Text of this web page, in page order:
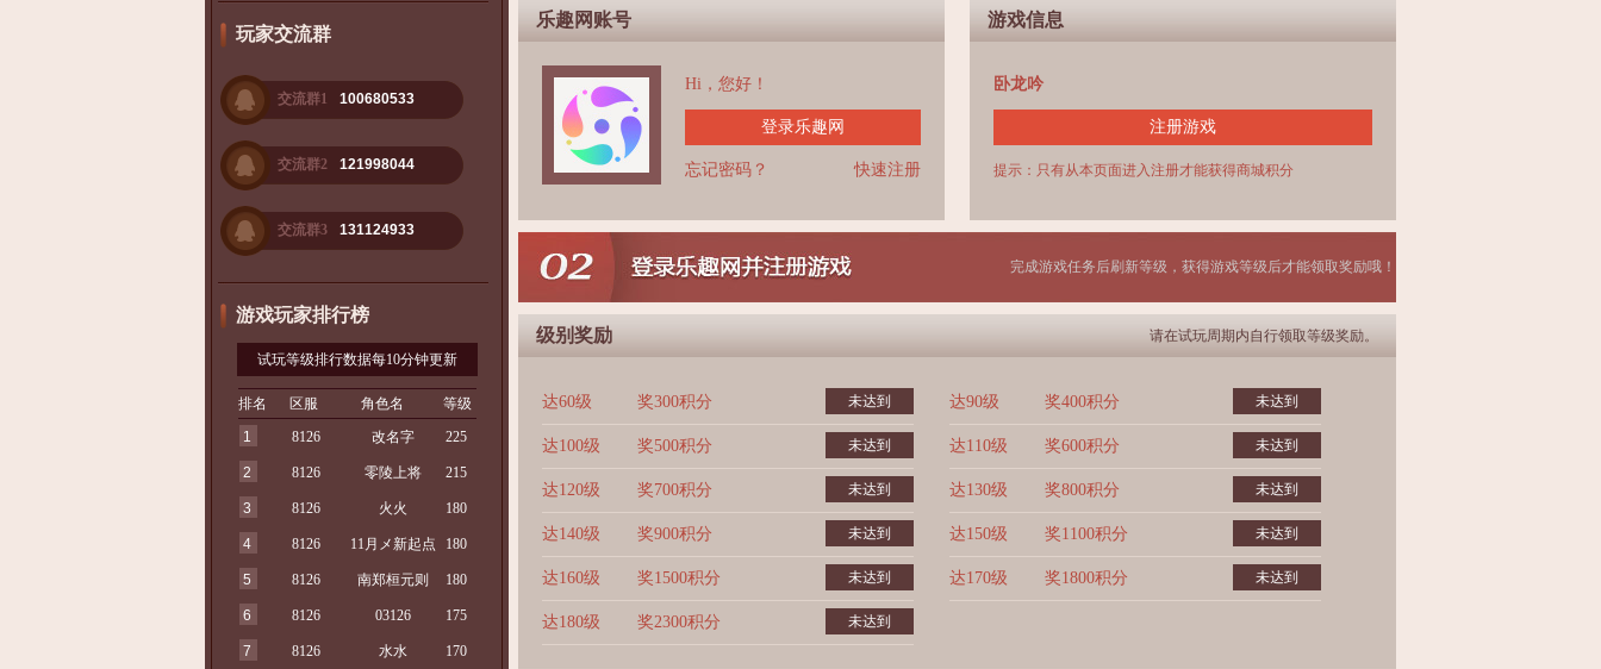
玩家交流群
交流群1 100680533
交流群2 121998044
交流群3 131124933
游戏玩家排行榜
试玩等级排行数据每10分钟更新
排名 区服 角色名
等级
1
8126 改名字 225
2 8126 零陵上将 215
3 8126 火火 180
4 8126 11月メ新起点 180
5 8126 南郑桓元则 180
6 8126 03126 175
7 8126 水水 170
乐趣网账号
Hi，您好！
登录乐趣网
快速注册
忘记密码？
游戏信息
卧龙吟
注册游戏
提示：只有从本页面进入注册才能获得商城积分
完成游戏任务后刷新等级，获得游戏等级后才能领取奖励哦！
级别奖励 请在试玩周期内自行领取等级奖励。
达60级 奖300积分 未达到 达90级 奖400积分 未达到
达100级 奖500积分 未达到 达110级 奖600积分 未达到
达120级 奖700积分 未达到 达130级 奖800积分 未达到
达140级 奖900积分 未达到 达150级 奖1100积分 未达到
达160级 奖1500积分 未达到 达170级 奖1800积分 未达到
达180级 奖2300积分 未达到